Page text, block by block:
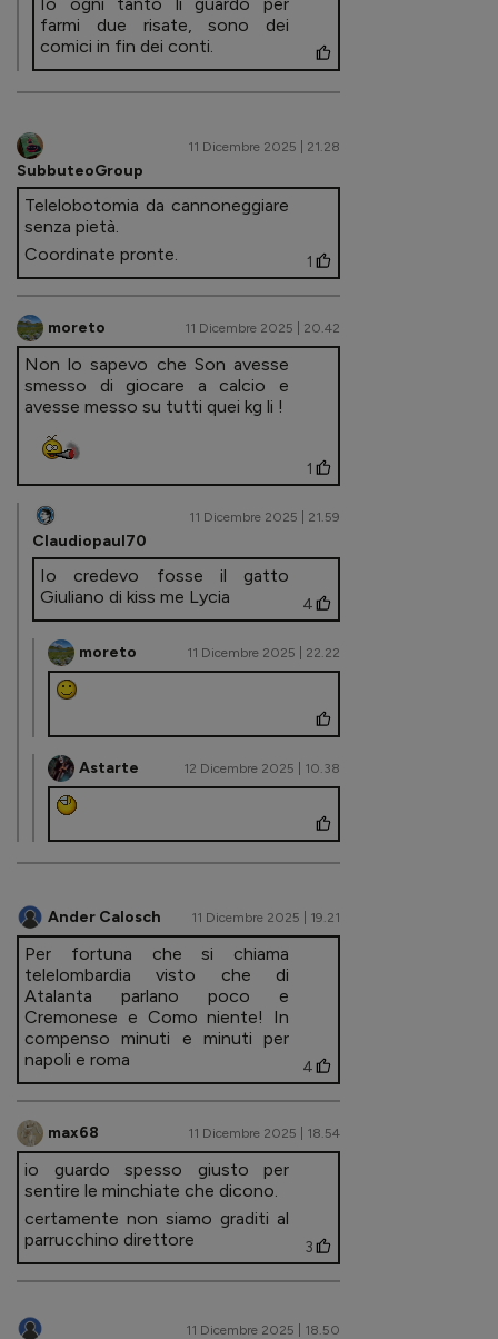
farmi due risate, sono dei
comici in fin dei conti.
SubbuteoGroup
11 Dicembre 2025 | 21.28
Telelobotomia da cannoneggiare
senza pietà.
Coordinate pronte.
1
moreto 11 Dicembre 2025 | 20.42
Non lo sapevo che Son avesse
smesso di giocare a calcio e
avesse messo su tutti quei kg li !
1
Claudiopaul70
11 Dicembre 2025 | 21.59
Io credevo fosse il gatto
Giuliano di kiss me Lycia
4
moreto 11 Dicembre 2025 | 22.22
Astarte 12 Dicembre 2025 | 10.38
Ander Calosch 11 Dicembre 2025 | 19.21
Per fortuna che si chiama
telelombardia visto che di
Atalanta parlano poco e
Cremonese e Como niente! In
compenso minuti e minuti per
napoli e roma
4
max68 11 Dicembre 2025 | 18.54
io guardo spesso giusto per
sentire le minchiate che dicono.
certamente non siamo graditi al
parrucchino direttore
3
11 Dicembre 2025 | 18.50